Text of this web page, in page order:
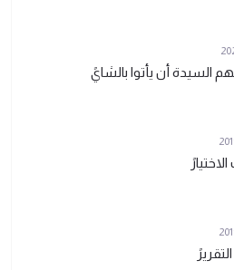
السيدة أن يأتوا بالشايً